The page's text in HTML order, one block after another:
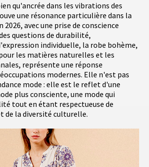
qu'ancrée dans les vibrations des
une résonance particulière dans la
avec une prise de conscience
questions de durabilité,
individuelle, la robe bohème,
les matières naturelles et les
représente une réponse
modernes. Elle n'est pas
mode : elle est le reflet d'une
plus consciente, une mode qui
tout en étant respectueuse de
de la diversité culturelle.